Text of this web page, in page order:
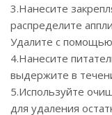
3.Нанесите
распределите
Удалите с помощью
4.Нанесите
выдержите в
5.Используйте
для удаления